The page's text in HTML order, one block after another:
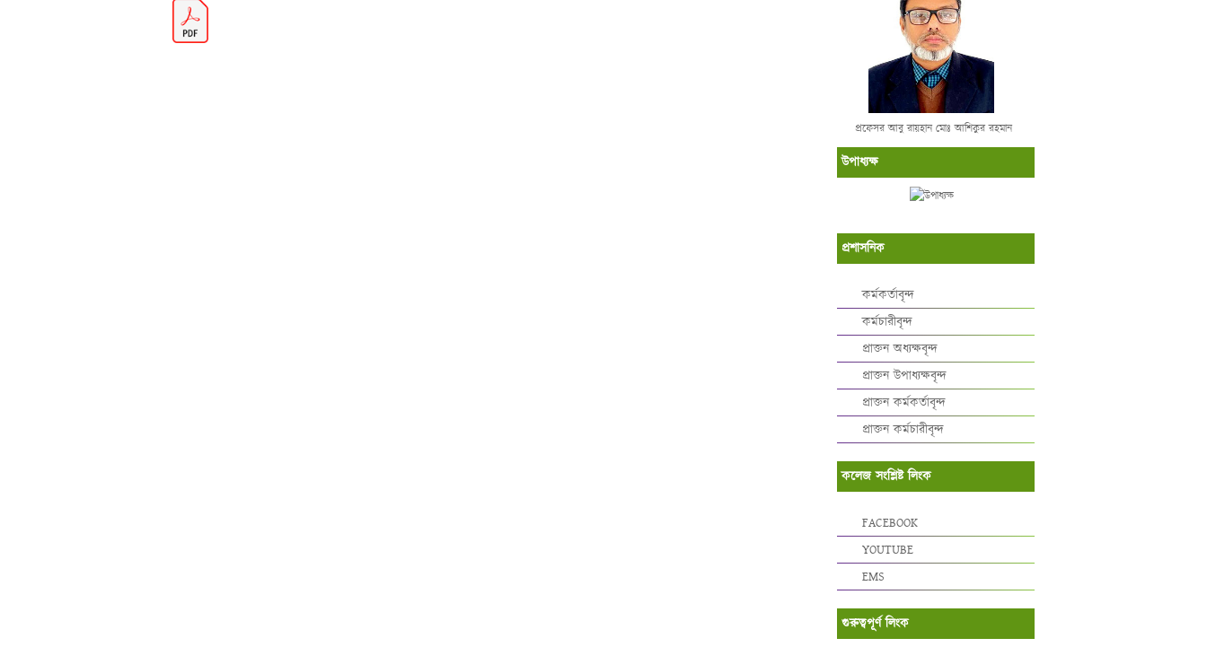
প্রফেসর আবু রায়হান মোঃ আশিকুর রহমান
উপাধ্যক্ষ
প্রশাসনিক
কর্মকর্তাবৃন্দ
কর্মচারীবৃন্দ
প্রাক্তন অধ্যক্ষবৃন্দ
প্রাক্তন উপাধ্যক্ষবৃন্দ
প্রাক্তন কর্মকর্তাবৃন্দ
প্রাক্তন কর্মচারীবৃন্দ
কলেজ সংশ্লিষ্ট লিংক
FACEBOOK
YOUTUBE
EMS
গুরুত্বপূর্ণ লিংক